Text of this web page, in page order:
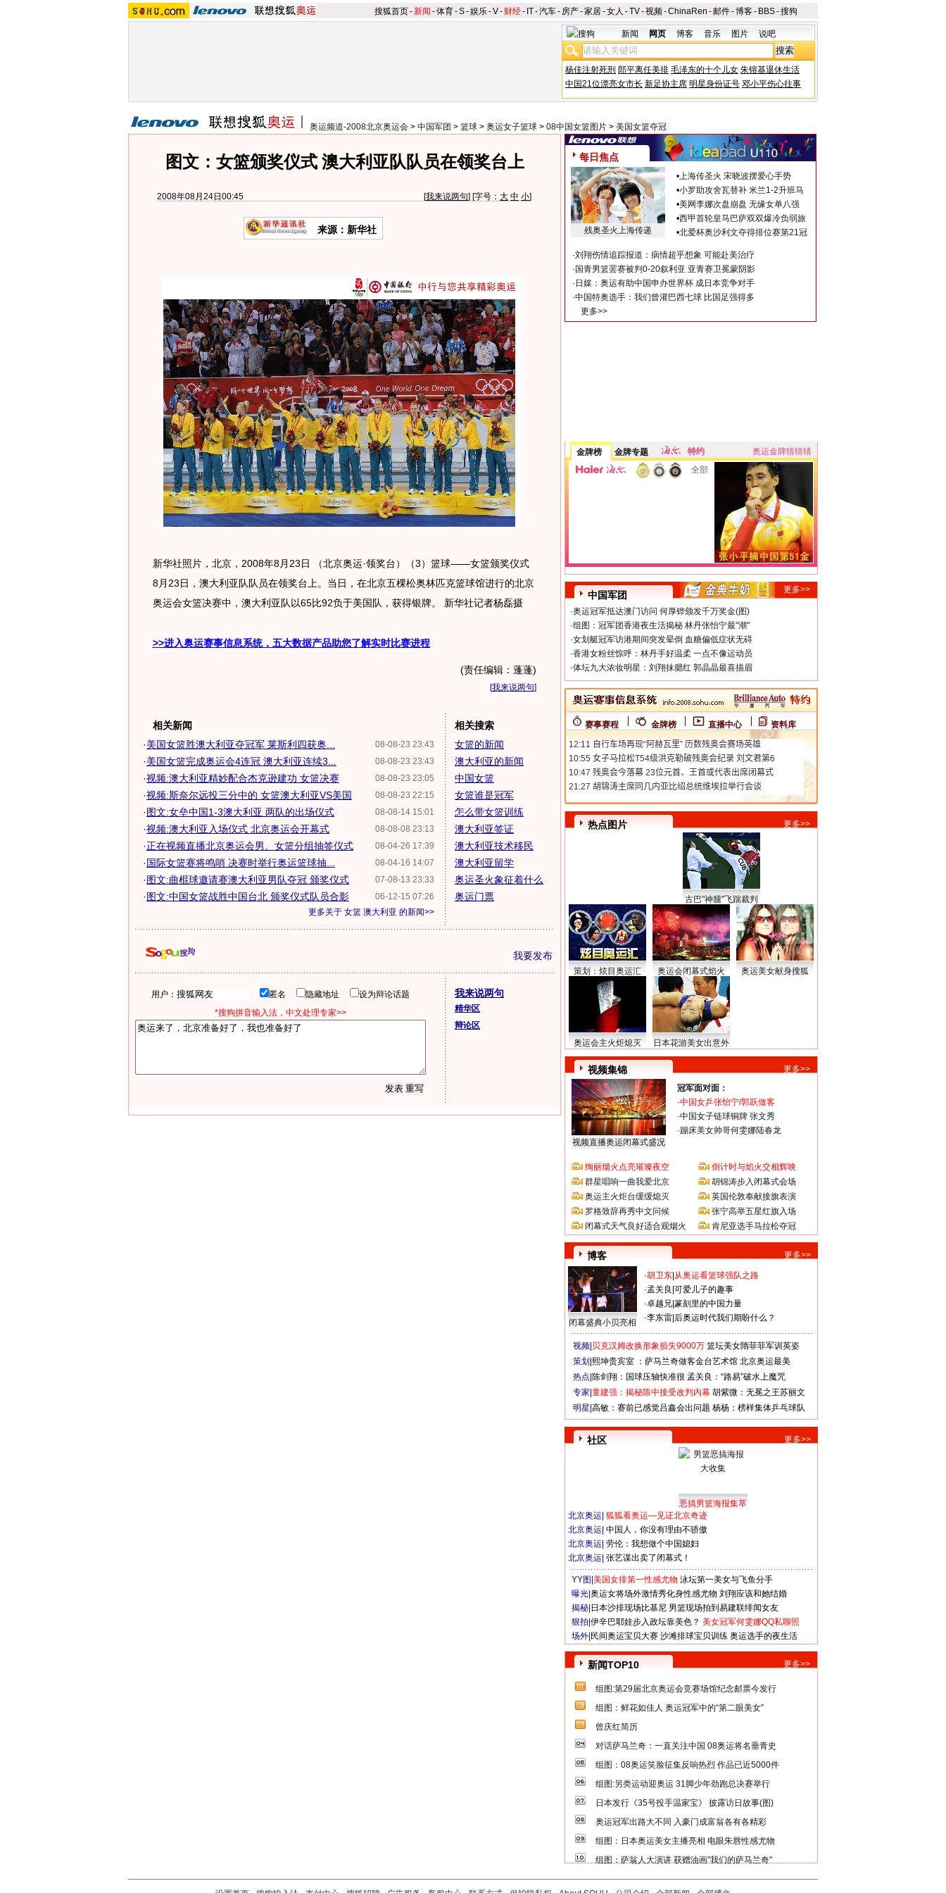
搜狐首页-新闻 -体育-S-娱乐-V- 财经- IT-汽车- 房产-家居-女人 -TV-视频-ChinaRen -邮件-博客- BBS-搜狗
新闻 网页 博客 音乐 图片 说吧
杨佳注射死刑 郎平离任美排 毛泽东的十个儿女 朱镕基退休生活
中国21位漂亮女市长 新足协主席 明星身份证号 邓小平伤心往事
奥运频道-2008北京奥运会 > 中国军团 > 篮球 > 奥运女子篮球 > 08中国女篮图片 > 美国女篮夺冠
图文：女篮颁奖仪式 澳大利亚队队员在领奖台上
2008年08月24日00:45 [我来说两句] [字号： 大 中 小]
来源：新华社
新华社照片，北京，2008年8月23日 （北京奥运·领奖台）（3）篮球——女篮颁奖仪式
8月23日，澳大利亚队队员在领奖台上。当日，在北京五棵松奥林匹克篮球馆进行的北京
奥运会女篮决赛中，澳大利亚队以65比92负于美国队，获得银牌。 新华社记者杨磊摄
>>进入奥运赛事信息系统，五大数据产品助您了解实时比赛进程
(责任编辑：蓬蓬)
[我来说两句]
相关新闻
08-08-23 23:43
·美国女篮胜澳大利亚夺冠军 莱斯利四获奥...
08-08-23 23:43
·美国女篮完成奥运会4连冠 澳大利亚连续3...
08-08-23 23:05
·视频:澳大利亚精妙配合杰克逊建功 女篮决赛
08-08-23 22:15
·视频:斯奈尔远投三分中的 女篮澳大利亚VS美国
08-08-14 15:01
·图文:女垒中国1-3澳大利亚 两队的出场仪式
08-08-08 23:13
·视频:澳大利亚入场仪式 北京奥运会开幕式
08-04-26 17:39
·正在视频直播北京奥运会男、女篮分组抽签仪式
08-04-16 14:07
·国际女篮赛将鸣哨 决赛时举行奥运篮球抽...
07-08-13 23:33
·图文:曲棍球邀请赛澳大利亚男队夺冠 颁奖仪式
06-12-15 07:26
·图文:中国女篮战胜中国台北 颁奖仪式队员合影
更多关于 女篮 澳大利亚 的新闻>>
相关搜索
女篮的新闻
澳大利亚的新闻
中国女篮
女篮谁是冠军
怎么带女篮训练
澳大利亚签证
澳大利亚技术移民
澳大利亚留学
奥运圣火象征着什么
奥运门票
我要发布
用户： 匿名 隐藏地址
设为辩论话题
*搜狗拼音输入法，中文处理专家>>
我来说两句
精华区
辩论区
每日焦点
残奥圣火上海传递
•上海传圣火 宋晓波摆爱心手势
•小罗助攻舍瓦替补 米兰1-2升班马
•美网李娜次盘崩盘 无缘女单八强
•西甲首轮皇马巴萨双双爆冷负弱旅
•北爱杯奥沙利文夺得排位赛第21冠
·刘翔伤情追踪报道：病情超乎想象 可能赴美治疗
· 国青男篮罢赛被判0-20叙利亚 亚青赛卫冕蒙阴影
· 日媒：奥运有助中国申办世界杯 成日本竞争对手
·中国特奥选手：我们曾灌巴西七球 比国足强得多
更多>>
金牌榜 金牌专题 特约
奥运金牌猜猜猜
全部
中国军团
更多>>
·奥运冠军抵达澳门访问 何厚铧颁发千万奖金(图)
·组图：冠军团香港夜生活揭秘 林丹张怡宁最"潮"
·女划艇冠军访港期间突发晕倒 血糖偏低症状无碍
·香港女粉丝惊呼：林丹手好温柔 一点不像运动员
·体坛九大浓妆明星：刘翔抹腮红 郭晶晶最喜描眉
赛事赛程 金牌榜 直播中心 资料库
热点图片 更多>>
古巴"神腿"飞踹裁判
策划：炫目奥运汇 奥运会闭幕式焰火 奥运美女献身搜狐
奥运会主火炬熄灭 日本花游美女出意外
视频集锦 更多>>
视频直播奥运闭幕式盛况
冠军面对面：
·中国女乒张怡宁/郭跃做客
·中国女子链球铜牌 张文秀
·蹦床美女帅哥何雯娜陆春龙
绚丽烟火点亮璀璨夜空
群星唱响一曲我爱北京
奥运主火炬台缓缓熄灭
罗格致辞再秀中文问候
闭幕式天气良好适合观烟火
倒计时与焰火交相辉映
胡锦涛步入闭幕式会场
英国伦敦奉献接旗表演
张宁高举五星红旗入场
肯尼亚选手马拉松夺冠
博客 更多>>
闭幕盛典小贝亮相
·胡卫东 从奥运看篮球强队之路
·孟关良 可爱儿子的趣事
·卓越兄 篆刻里的中国力量
·李东雷 后奥运时代我们期盼什么？
视频| 贝克汉姆改换形象损失9000万 篮坛美女隋菲菲军训英姿
策划| 熙坤贵宾室 ：萨马兰奇做客金台艺术馆 北京奥运最美
热点| 陈剑翔：国球压轴快准很 孟关良：“路易”破水上魔咒
专家| 童建强：揭秘陈中接受改判内幕 胡紫微：无冕之王苏丽文
明星| 高敏：赛前已感觉吕鑫会出问题 杨杨：榜样集体乒乓球队
社区 更多>>
恶搞男篮海报集萃
北京奥运 狐狐看奥运—见证北京奇迹
北京奥运 中国人，你没有理由不骄傲
北京奥运 劳伦：我想做个中国媳妇
北京奥运 张艺谋出卖了闭幕式！
YY图| 美国女排第一性感尤物 泳坛第一美女与飞鱼分手
曝光| 奥运女将场外激情秀化身性感尤物 刘翔应该和她结婚
揭秘| 日本沙排现场比基尼 男篮现场拍到易建联绯闻女友
狠拍| 伊辛巴耶娃步入政坛靠美色？ 美女冠军何雯娜QQ私聊照
场外| 民间奥运宝贝大赛 沙滩排球宝贝训练 奥运选手的夜生活
新闻TOP10 更多>>
组图:第29届北京奥运会竞赛场馆纪念邮票今发行
组图：鲜花如佳人 奥运冠军中的“第二眼美女”
曾庆红简历
对话萨马兰奇：一直关注中国 08奥运将名垂青史
组图：08奥运笑脸征集反响热烈 作品已近5000件
组图:另类运动迎奥运 31脚少年劲跑总决赛举行
日本发行《35号投手温家宝》 披露访日故事(图)
奥运冠军出路大不同 入豪门成富翁各有各精彩
组图：日本奥运美女主播亮相 电眼朱唇性感尤物
组图：萨翁人大演讲 获赠油画"我们的萨马兰奇"